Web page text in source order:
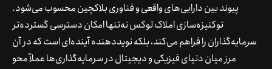
پیوند بین دارایی‌های واقعی و فناوری بلاکچین محسوب می‌شود.
توکنیزه‌سازی املاک لوکس نه‌تنها امکان دسترسی گسترده‌تر
سرمایه‌گذاران را فراهم می‌کند، بلکه نوید‌دهنده آینده‌ای است که در آن
مرز میان دنیای فیزیکی و دیجیتال در سرمایه‌گذاری‌ها عملاً محو